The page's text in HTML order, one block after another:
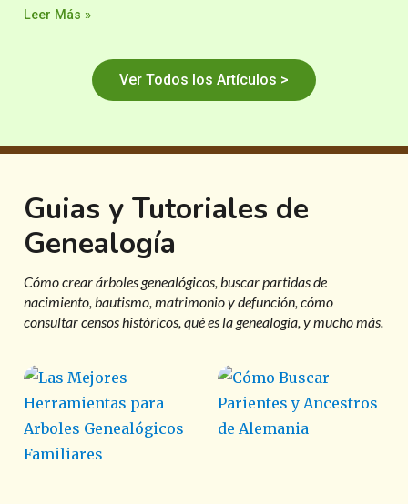
Leer Más »
Ver Todos los Artículos >
Guias y Tutoriales de
Genealogía
Cómo crear árboles genealógicos, buscar partidas de
nacimiento, bautismo, matrimonio y defunción, cómo
consultar censos históricos, qué es la genealogía, y mucho más.